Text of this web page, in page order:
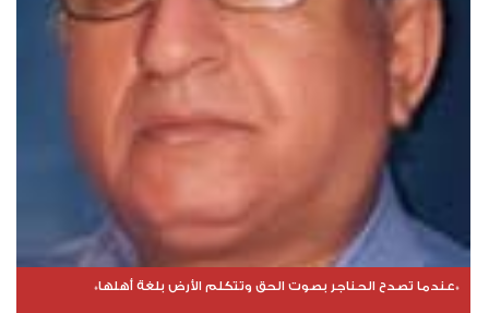
*عندما تصدح الحناجر بصوت الحق وتتكلم الأرض بلغة أهلها*